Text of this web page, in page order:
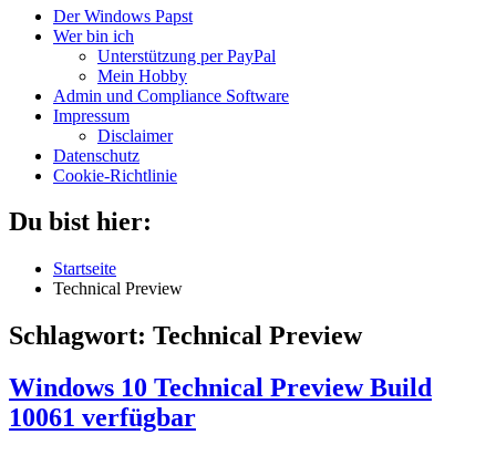
Der Windows Papst
Wer bin ich
Unterstützung per PayPal
Mein Hobby
Admin und Compliance Software
Impressum
Disclaimer
Datenschutz
Cookie-Richtlinie
Du bist hier:
Startseite
Technical Preview
Schlagwort: Technical Preview
Windows 10 Technical Preview Build
10061 verfügbar